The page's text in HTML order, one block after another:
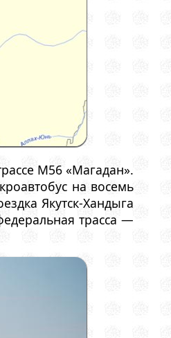
М56 «Магадан».
на восемь
Якутск-Хандыга
трасса —